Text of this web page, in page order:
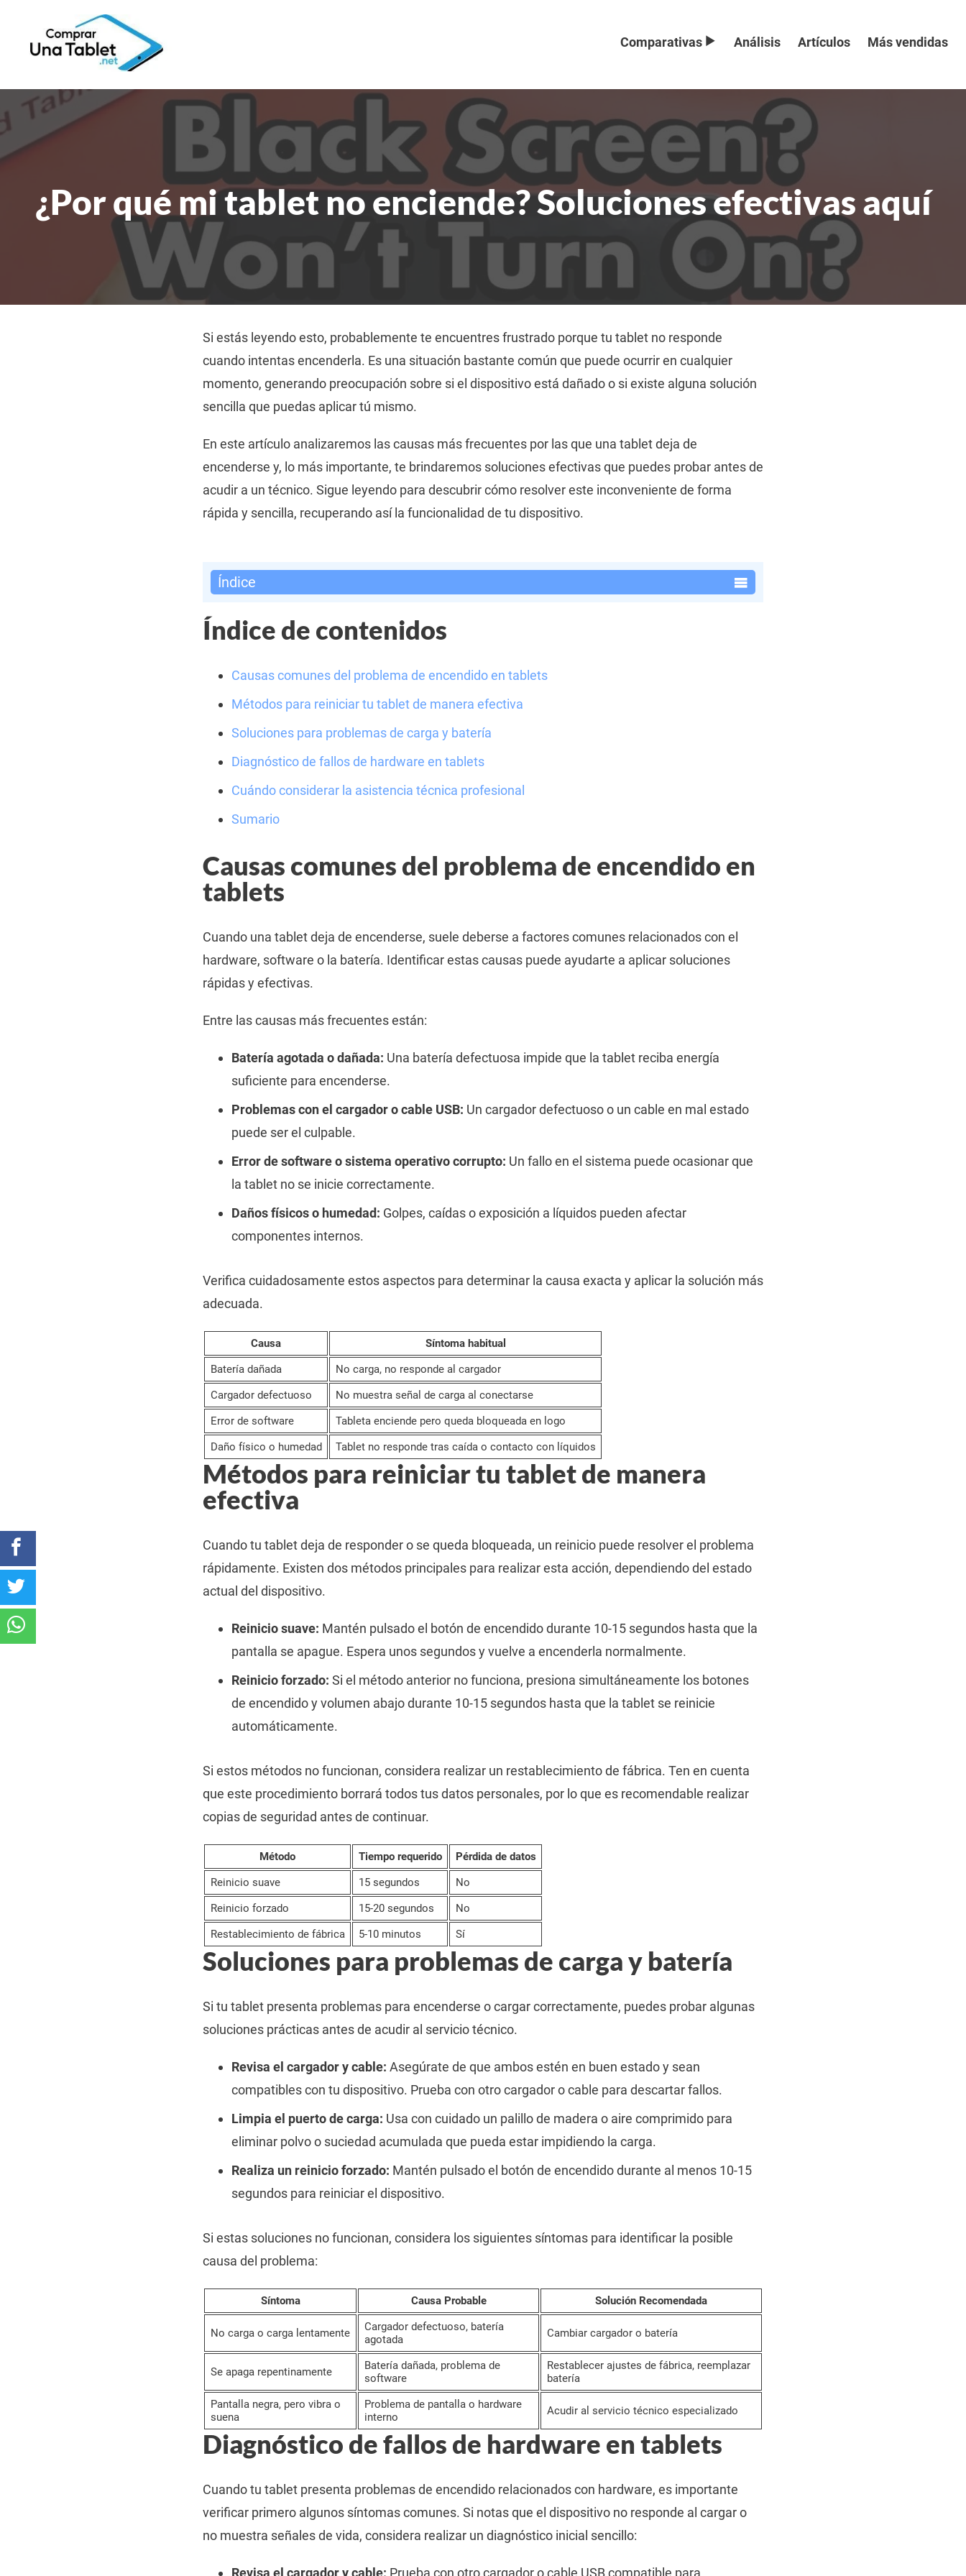
Comparativas Análisis Artículos Más vendidas
¿Por qué mi tablet no enciende? Soluciones efectivas aquí
Si estás leyendo esto, probablemente te encuentres frustrado porque tu tablet no responde
cuando intentas encenderla. Es una situación bastante común que puede ocurrir en cualquier
momento, generando preocupación sobre si el dispositivo está dañado o si existe alguna solución
sencilla que puedas aplicar tú mismo.
En este artículo analizaremos las causas más frecuentes por las que una tablet deja de
encenderse y, lo más importante, te brindaremos soluciones efectivas que puedes probar antes de
acudir a un técnico. Sigue leyendo para descubrir cómo resolver este inconveniente de forma
rápida y sencilla, recuperando así la funcionalidad de tu dispositivo.
Índice
Índice de contenidos
Causas comunes del problema de encendido en tablets
Métodos para reiniciar tu tablet de manera efectiva
Soluciones para problemas de carga y batería
Diagnóstico de fallos de hardware en tablets
Cuándo considerar la asistencia técnica profesional
Sumario
Causas comunes del problema de encendido en
tablets
Cuando una tablet deja de encenderse, suele deberse a factores comunes relacionados con el
hardware, software o la batería. Identificar estas causas puede ayudarte a aplicar soluciones
rápidas y efectivas.
Entre las causas más frecuentes están:
Batería agotada o dañada: Una batería defectuosa impide que la tablet reciba energía
suficiente para encenderse.
Problemas con el cargador o cable USB: Un cargador defectuoso o un cable en mal estado
puede ser el culpable.
Error de software o sistema operativo corrupto: Un fallo en el sistema puede ocasionar que
la tablet no se inicie correctamente.
Daños físicos o humedad: Golpes, caídas o exposición a líquidos pueden afectar
componentes internos.
Verifica cuidadosamente estos aspectos para determinar la causa exacta y aplicar la solución más
adecuada.
Causa
Síntoma habitual
Batería dañada
No carga, no responde al cargador
Cargador defectuoso
No muestra señal de carga al conectarse
Error de software
Tableta enciende pero queda bloqueada en logo
Daño físico o humedad
Tablet no responde tras caída o contacto con líquidos
Métodos para reiniciar tu tablet de manera
efectiva
Cuando tu tablet deja de responder o se queda bloqueada, un reinicio puede resolver el problema
rápidamente. Existen dos métodos principales para realizar esta acción, dependiendo del estado
actual del dispositivo.
Reinicio suave: Mantén pulsado el botón de encendido durante 10-15 segundos hasta que la
pantalla se apague. Espera unos segundos y vuelve a encenderla normalmente.
Reinicio forzado: Si el método anterior no funciona, presiona simultáneamente los botones
de encendido y volumen abajo durante 10-15 segundos hasta que la tablet se reinicie
automáticamente.
Si estos métodos no funcionan, considera realizar un restablecimiento de fábrica. Ten en cuenta
que este procedimiento borrará todos tus datos personales, por lo que es recomendable realizar
copias de seguridad antes de continuar.
Método Tiempo requerido
Pérdida de datos
Reinicio suave
15 segundos
No
Reinicio forzado
15-20 segundos
No
Restablecimiento de fábrica
5-10 minutos Sí
Soluciones para problemas de carga y batería
Si tu tablet presenta problemas para encenderse o cargar correctamente, puedes probar algunas
soluciones prácticas antes de acudir al servicio técnico.
Revisa el cargador y cable: Asegúrate de que ambos estén en buen estado y sean
compatibles con tu dispositivo. Prueba con otro cargador o cable para descartar fallos.
Limpia el puerto de carga: Usa con cuidado un palillo de madera o aire comprimido para
eliminar polvo o suciedad acumulada que pueda estar impidiendo la carga.
Realiza un reinicio forzado: Mantén pulsado el botón de encendido durante al menos 10-15
segundos para reiniciar el dispositivo.
Si estas soluciones no funcionan, considera los siguientes síntomas para identificar la posible
causa del problema:
Síntoma Causa Probable Solución Recomendada
No carga o carga lentamente
Cargador defectuoso, batería
agotada
Cambiar cargador o batería
Se apaga repentinamente
Batería dañada, problema de
software
Restablecer ajustes de fábrica, reemplazar
batería
Pantalla negra, pero vibra o
suena
Problema de pantalla o hardware
interno
Acudir al servicio técnico especializado
Diagnóstico de fallos de hardware en tablets
Cuando tu tablet presenta problemas de encendido relacionados con hardware, es importante
verificar primero algunos síntomas comunes. Si notas que el dispositivo no responde al cargar o
no muestra señales de vida, considera realizar un diagnóstico inicial sencillo:
Revisa el cargador y cable: Prueba con otro cargador o cable USB compatible para